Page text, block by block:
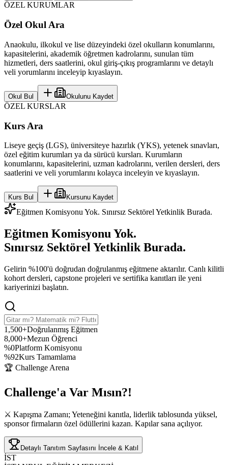
ÖZEL KURUMLAR
Özel Okul Ara
Anaokulu, ilkokul ve lise düzeyindeki özel okulların konumlarını,
kapasitelerini, akademik öğretmen kadrolarını, sunulan tüm
hizmetleri, ders saatlerini, okul giriş-çıkış programlarını ve detaylı
veli yorumlarını inceleyip kıyaslayın.
Okul Bul Okulunu Kaydet
ÖZEL KURSLAR
Kurs Ara
Liseye geçiş (LGS), üniversiteye hazırlık (YKS), yetenek sınavları,
özel eğitim kurumları ya da sürücü kursları. Kurumların
konumlarını, kapasitelerini, uzman kadrolarını, verilen dersleri, ders
saatlerini ve veli yorumlarını kolayca inceleyin ve kıyaslayın.
Kurs Bul Kursunu Kaydet
Eğitmen Komisyonu Yok. Sınırsız Sektörel Yetkinlik Burada.
Eğitmen Komisyonu Yok.
Sınırsız Sektörel YetkinlikBurada.
Gelirin %100'ü doğrudan doğrulanmış eğitmene aktarılır. Canlı kilitli
kohort dersleri, capstone projeleri ve sertifika kanıtları ile yeni
kariyerinizi başlatın.
1,500+Doğrulanmış Eğitmen
8,000+Mezun Öğrenci
%0Platform Komisyonu
%92Kurs Tamamlama
🏆 Challenge Arena
Challenge'a Var Mısın?!
⚔️ Kapışma Zamanı; Yeteneğini kanıtla, liderlik tablosunda yüksel,
sponsor firmaların özel ödüllerini kazan. Kapılar sana açılıyor.
Detaylı Tanıtım Sayfasını İncele & Katıl
İST